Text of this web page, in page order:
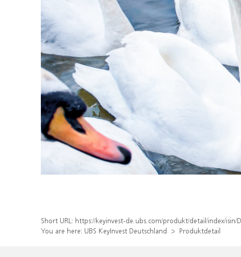
Short URL: https://keyinvest-de.ubs.com/produkt/detail/index/isin/
You are here: UBS KeyInvest Deutschland Produktdetail